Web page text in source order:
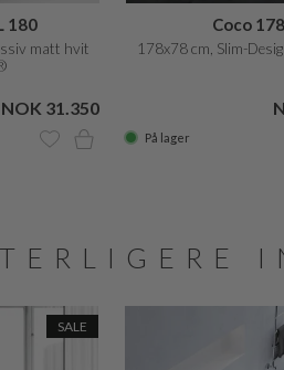
180
matt hvit
NOK 31.350
Coco 178
178x78 cm, Slim-
På lager
SALE